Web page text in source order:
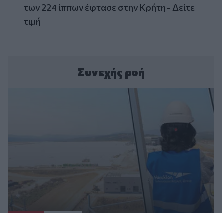
των 224 ίππων έφτασε στην Κρήτη - Δείτε
τιμή
Συνεχής ροή